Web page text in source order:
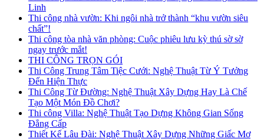
Linh
Thi công nhà vườn: Khi ngôi nhà trở thành “khu vườn siêu
chất”!
Thi công tòa nhà văn phòng: Cuộc phiêu lưu kỳ thú sờ sờ
ngay trước mắt!
THI CÔNG TRỌN GÓI
Thi Công Trung Tâm Tiệc Cưới: Nghệ Thuật Từ Ý Tưởng
Đến Hiện Thực
Thi Công Từ Đường: Nghệ Thuật Xây Dựng Hay Là Chế
Tạo Một Món Đồ Chơi?
Thi công Villa: Nghệ Thuật Tạo Dựng Không Gian Sống
Đẳng Cấp
Thiết Kế Lâu Đài: Nghệ Thuật Xây Dựng Những Giấc Mơ